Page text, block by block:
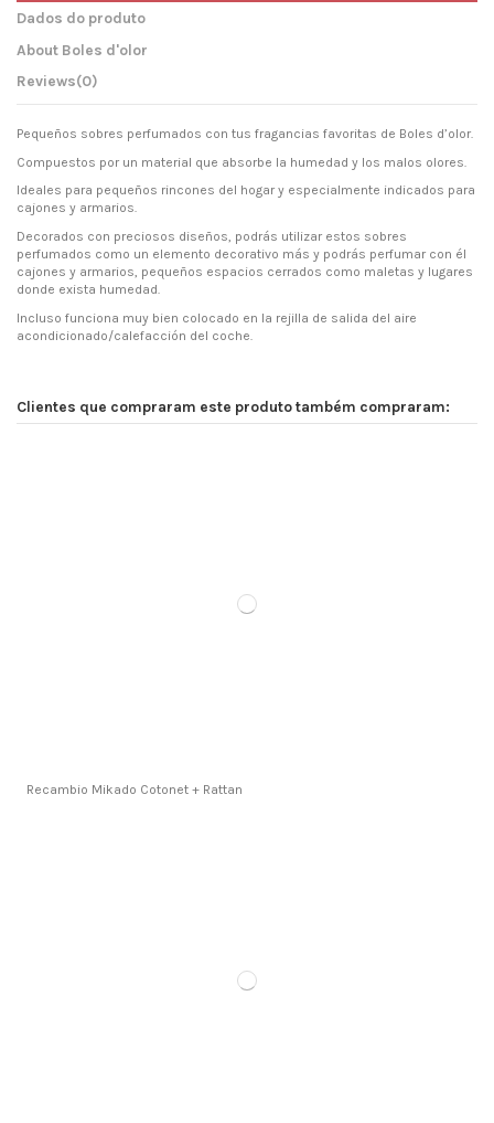
Dados do produto
About Boles d'olor
Reviews(0)
Pequeños sobres perfumados con tus fragancias favoritas de Boles d’olor.
Compuestos por un material que absorbe la humedad y los malos olores.
Ideales para pequeños rincones del hogar y especialmente indicados para
cajones y armarios.
Decorados con preciosos diseños, podrás utilizar estos sobres
perfumados como un elemento decorativo más y podrás perfumar con él
cajones y armarios, pequeños espacios cerrados como maletas y lugares
donde exista humedad.
Incluso funciona muy bien colocado en la rejilla de salida del aire
acondicionado/calefacción del coche.
Clientes que compraram este produto também compraram:
Recambio Mikado Cotonet + Rattan